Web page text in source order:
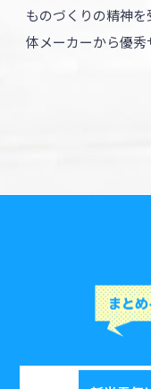
ものづくりの精神
体メーカーから優秀